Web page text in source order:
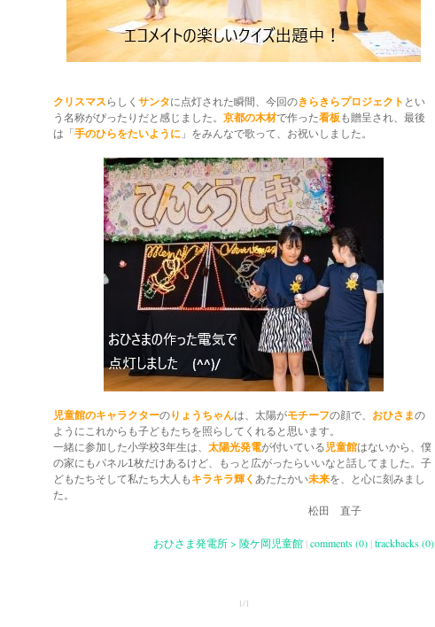
クリスマス らしく サンタに点灯された瞬間、今回のきらきらプロジェクト とい
う名称がぴったりだと感じました。 京都の木材で作った看板も贈呈され、最後
は「 手のひらをたいように 」をみんなで歌って、お祝いしました。
児童館のキャラクターのりょうちゃんは、太陽がモチーフの顔で、 おひさまの
ようにこれからも子どもたちを照らしてくれると思います。
一緒に参加した小学校3年生は、 太陽光発電が付いている児童館はないから、僕
の家にもパネル1枚だけあるけど、もっと広がったらいいなと話してました。子
どもたちそして私たち大人も キラキラ輝く あたたかい未来を、と心に刻みまし
た。
松田 直子
おひさま発電所 > 陵ケ岡児童館 |comments (0) |trackbacks (0)
1/1